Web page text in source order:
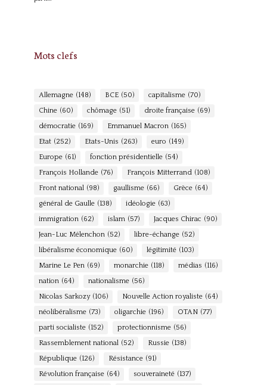
Mots clefs
Allemagne (148) BCE (50) capitalisme (70)
Chine (60) chômage (51) droite française (69)
démocratie (169) Emmanuel Macron (165)
Etat (252) Etats-Unis (263) euro (149)
Europe (61) fonction présidentielle (54)
François Hollande (76) François Mitterrand (108)
Front national (98) gaullisme (66) Grèce (64)
général de Gaulle (138) idéologie (63)
immigration (62) islam (57) Jacques Chirac (90)
Jean-Luc Mélenchon (52) libre-échange (52)
libéralisme économique (60) légitimité (103)
Marine Le Pen (69) monarchie (118) médias (116)
nation (64) nationalisme (56)
Nicolas Sarkozy (106) Nouvelle Action royaliste (64)
néolibéralisme (73) oligarchie (196) OTAN (77)
parti socialiste (152) protectionnisme (56)
Rassemblement national (52) Russie (138)
République (126) Résistance (91)
Révolution française (64) souveraineté (137)